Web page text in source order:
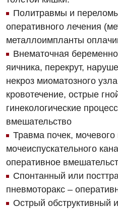
Аллергология,
Андрология
Бесплатные услуги
Вакцинация
Гастроэнтерология
Гематология
Гинекологическое
Дерматовенерология
Диетология
Дневной стационар
Травматологическое
Хирургическое отделение
Политравмы и
оперативного лечения
металлоимпланты
Внематочная
яичника, перекрут,
некроз миоматозного
кровотечение, острые
гинекологические
вмешательство
Травма почек, мочевого
мочеиспускательного
оперативное
Спонтанный или
пневмоторакс –
Острый обструктивный